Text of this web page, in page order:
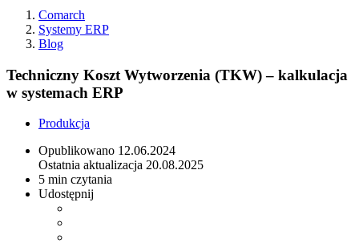
Comarch
Systemy ERP
Blog
Techniczny Koszt Wytworzenia (TKW) – kalkulacja
w systemach ERP
Produkcja
Opublikowano 12.06.2024
Ostatnia aktualizacja 20.08.2025
5 min czytania
Udostępnij